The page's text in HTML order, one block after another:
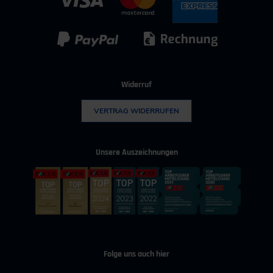
Widerruf
VERTRAG WIDERRUFEN
Unsere Auszeichnungen
Folge uns auch hier